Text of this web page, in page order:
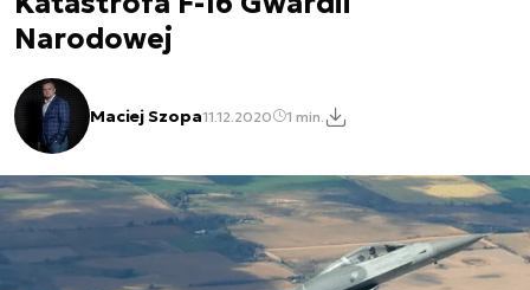
Narodowej
Maciej Szopa11.12.2020 1 min.